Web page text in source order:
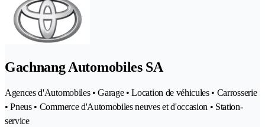
Gachnang Automobiles SA
Agences d'Automobiles • Garage • Location de véhicules • Carrosserie
• Pneus • Commerce d'Automobiles neuves et d'occasion • Station-
service